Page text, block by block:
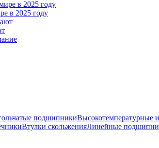
в 2025 году
подшипникиВысокотемпературные
Втулки скольженияЛинейные